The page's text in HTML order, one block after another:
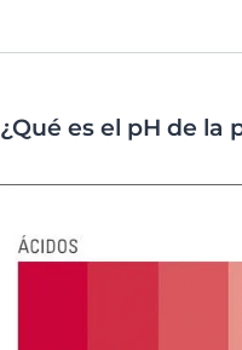
¿Qué es el pH de la